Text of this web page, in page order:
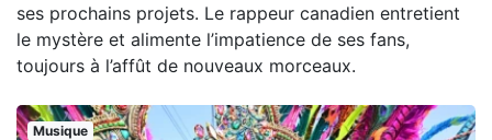
ses prochains projets. Le rappeur canadien entretient
le mystère et alimente l’impatience de ses fans,
toujours à l’affût de nouveaux morceaux.
Musique